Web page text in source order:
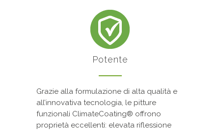
Potente
Grazie alla formulazione di alta qualità e
all’innovativa tecnologia, le pitture
funzionali ClimateCoating® offrono
proprietà eccellenti: elevata riflessione